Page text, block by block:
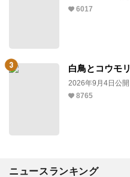
6017
白鳥とコウモリ
2026年9月4日公開
8765
ニュースランキング